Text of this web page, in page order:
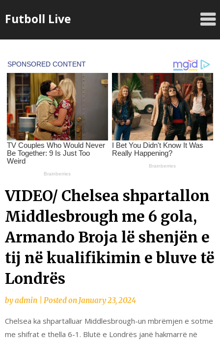
toFutboll Live
VIDEO/ Chelsea shpartallon
Middlesbrough me 6 gola,
Armando Broja lë shenjën e
tij në kualifikimin e bluve të
Londrës
byadmin Posted onJanuary 23, 2024
Chelsea ka shpartalluar Middlesbrough-un mbrëmjen e sotme
me shifrat e thella 6-1. Blutë e Londrës janë hakmarrë në